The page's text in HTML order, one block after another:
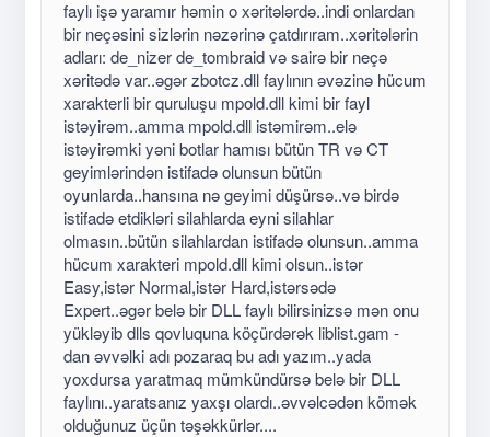
faylı işə yaramır həmin o xəritələrdə..indi onlardan
bir neçəsini sizlərin nəzərinə çatdırıram..xəritələrin
adları: de_nizer de_tombraid və sairə bir neçə
xəritədə var..əgər zbotcz.dll faylının əvəzinə hücum
xarakterli bir quruluşu mpold.dll kimi bir fayl
istəyirəm..amma mpold.dll istəmirəm..elə
istəyirəmki yəni botlar hamısı bütün TR və CT
geyimlərindən istifadə olunsun bütün
oyunlarda..hansına nə geyimi düşürsə..və birdə
istifadə etdikləri silahlarda eyni silahlar
olmasın..bütün silahlardan istifadə olunsun..amma
hücum xarakteri mpold.dll kimi olsun..istər
Easy,istər Normal,istər Hard,istərsədə
Expert..əgər belə bir DLL faylı bilirsinizsə mən onu
yükləyib dlls qovluquna köçürdərək liblist.gam -
dan əvvəlki adı pozaraq bu adı yazım..yada
yoxdursa yaratmaq mümkündürsə belə bir DLL
faylını..yaratsanız yaxşı olardı..əvvəlcədən kömək
olduğunuz üçün təşəkkürlər....